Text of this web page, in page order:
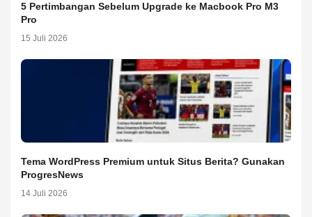
5 Pertimbangan Sebelum Upgrade ke Macbook Pro M3
Pro
15 Juli 2026
Tema WordPress Premium untuk Situs Berita? Gunakan
ProgresNews
14 Juli 2026